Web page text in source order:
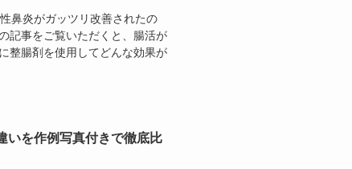
鼻炎がガッツリ改善されたの
記事をご覧いただくと、腸活が
整腸剤を使用してどんな効果が
いを作例写真付きで徹底比